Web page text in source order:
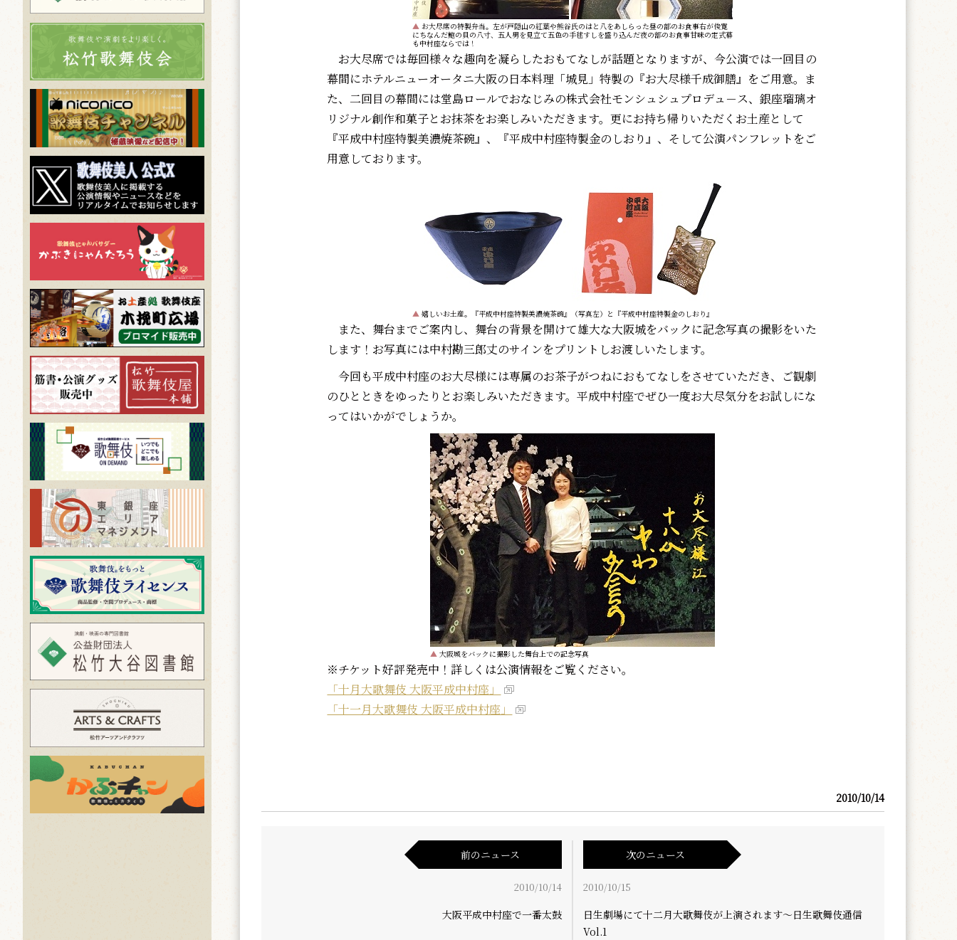
▲お大尽席の特製弁当。左が戸隠山の紅葉や熊谷氏のはと八をあしらった昼の部のお食事右が俊寛
にちなんだ鮑の貝の八寸、五人男を見立て五色の手毬すしを盛り込んだ夜の部のお食事甘味の定式幕
も中村座ならでは！
お大尽席では毎回様々な趣向を凝らしたおもてなしが話題となりますが、今公演では一回目の
幕間にホテルニューオータニ大阪の日本料理「城見」特製の『お大尽様千成御膳』をご用意。ま
た、二回目の幕間には堂島ロールでおなじみの株式会社モンシュシュプロデュ－ス、銀座瑠璃オ
リジナル創作和菓子とお抹茶をお楽しみいただきます。更にお持ち帰りいただくお土産として
『平成中村座特製美濃焼茶碗』、『平成中村座特製金のしおり』、そして公演パンフレットをご
用意しております。
▲嬉しいお土産。『平成中村座特製美濃焼茶碗』（写真左）と『平成中村座特製金のしおり』
また、舞台までご案内し、舞台の背景を開けて雄大な大阪城をバックに記念写真の撮影をいた
します！お写真には中村勘三郎丈のサインをプリントしお渡しいたします。
今回も平成中村座のお大尽様には専属のお茶子がつねにおもてなしをさせていただき、ご観劇
のひとときをゆったりとお楽しみいただきます。平成中村座でぜひ一度お大尽気分をお試しにな
ってはいかがでしょうか。
▲大阪城をバックに撮影した舞台上での記念写真
※チケット好評発売中！詳しくは公演情報をご覧ください。
「十月大歌舞伎 大阪平成中村座」
「十一月大歌舞伎 大阪平成中村座」
2010/10/14
前のニュース
2010/10/14
大阪平成中村座で一番太鼓
次のニュース
2010/10/15
日生劇場にて十二月大歌舞伎が上演されます～日生歌舞伎通信
Vol.1